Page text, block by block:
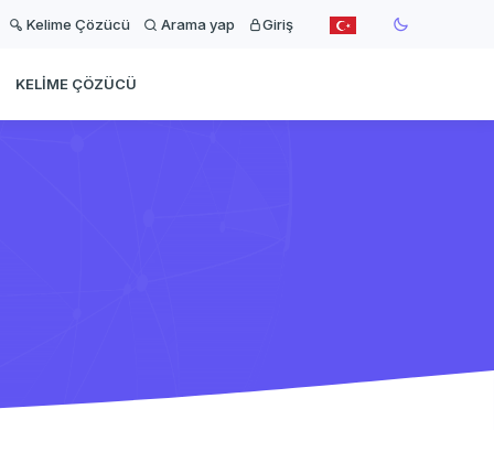
Kelime Çözücü Arama yap Giriş
KELIME ÇÖZÜCÜ